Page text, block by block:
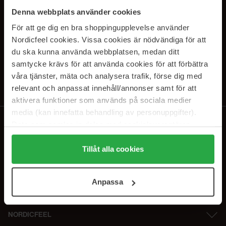
Denna webbplats använder cookies
För att ge dig en bra shoppingupplevelse använder
Nordicfeel cookies. Vissa cookies är nödvändiga för att
du ska kunna använda webbplatsen, medan ditt
samtycke krävs för att använda cookies för att förbättra
våra tjänster, mäta och analysera trafik, förse dig med
relevant och anpassat innehåll/annonser samt för att
aktivera funktioner som används på sociala medier
media (kan innefatta behandling av personuppgifter).
Genom att trycka på "Tillåt alla cookies" accepterar du
alla cookies, medan du under "Detaljer" kan anpassa
användningen av cookies. Du kan när som helst återkalla
samt vår Integritetspolicy.
Tillåt alla cookies
Anpassa
SUBSCRIBE TO OUR
NEWSLETTER
Tilaamalla hyväksyttietosuojakäytäntömme. Peruuta tilaus milloin
tahansa.
NORDICFEEL